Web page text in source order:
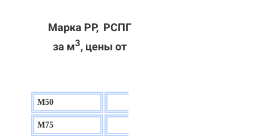
Марка РР, РСПГ
за м3, цены от
М50
М75